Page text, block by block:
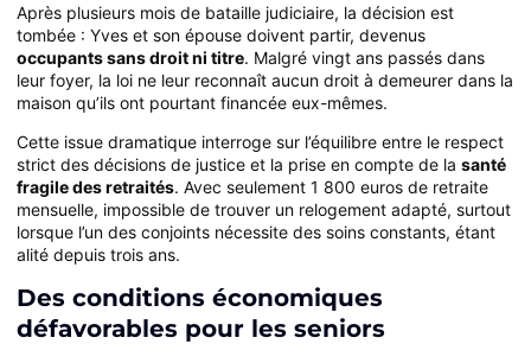
Après plusieurs mois de bataille judiciaire, la décision est
tombée : Yves et son épouse doivent partir, devenus
occupants sans droit ni titre. Malgré vingt ans passés dans
leur foyer, la loi ne leur reconnaît aucun droit à demeurer dans la
maison qu’ils ont pourtant financée eux-mêmes.
Cette issue dramatique interroge sur l’équilibre entre le respect
strict des décisions de justice et la prise en compte de la santé
fragile des retraités. Avec seulement 1 800 euros de retraite
mensuelle, impossible de trouver un relogement adapté, surtout
lorsque l’un des conjoints nécessite des soins constants, étant
alité depuis trois ans.
Des conditions économiques
défavorables pour les seniors